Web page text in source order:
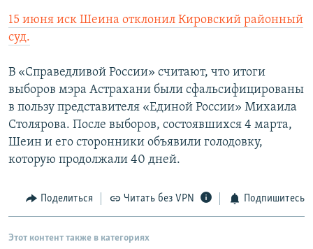
15 июня иск Шеина отклонил Кировский районный
суд.
В «Справедливой России» считают, что итоги
выборов мэра Астрахани были сфальсифицированы
в пользу представителя «Единой России» Михаила
Столярова. После выборов, состоявшихся 4 марта,
Шеин и его сторонники объявили голодовку,
которую продолжали 40 дней.
Поделиться Читать без VPN Подпишитесь
Этот контент также в категориях